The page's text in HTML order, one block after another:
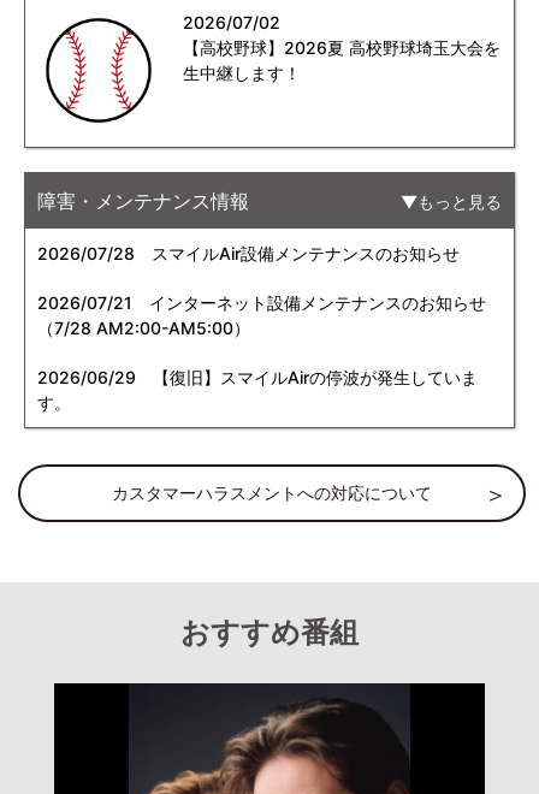
2026/07/02
【高校野球】2026夏 高校野球埼玉大会を
生中継します！
障害・メンテナンス情報 もっと見る
2026/07/28 スマイルAir設備メンテナンスのお知らせ
2026/07/21
インターネット設備メンテナンスのお知らせ
（7/28 AM2:00-AM5:00）
2026/06/29 【復旧】スマイルAirの停波が発生していま
す。
カスタマーハラスメントへの対応について
おすすめ番組